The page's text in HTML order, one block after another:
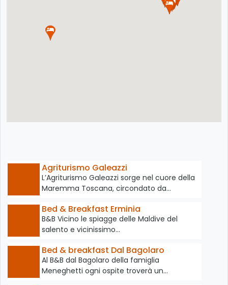
Agriturismo Galeazzi
L’Agriturismo Galeazzi sorge nel cuore della
Maremma Toscana, circondato da…
Bed & Breakfast Erminia
B&B Vicino le spiagge delle Maldive del
salento e vicinissimo…
Bed & breakfast Dal Bagolaro
Al B&B dal Bagolaro della famiglia
Meneghetti ogni ospite troverà un…